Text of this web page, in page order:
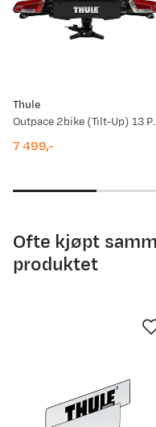
Vi har ikke tatt
bekrefte omtale av
Prisdato
10.08.2025
Thule
Outpace
7 499,-
Ofte kjøpt
produktet